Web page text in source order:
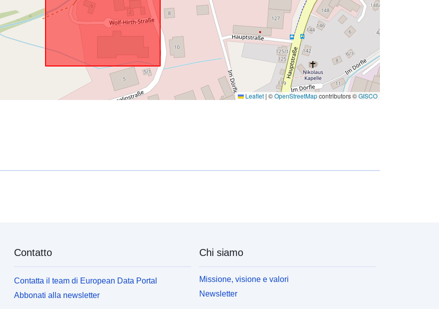
Leaflet | ©OpenStreetMapcontributors ©GISCO
Contatto
Contatta il team di European Data Portal
Abbonati alla newsletter
Chi siamo
Missione, visione e valori
Newsletter